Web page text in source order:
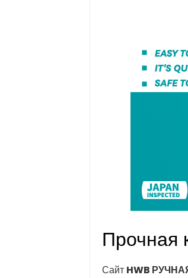
Прочная
Сайт HWB